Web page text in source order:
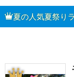
夏の人気夏祭り